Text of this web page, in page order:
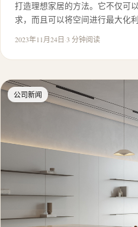
打造理想家居的方法。它不仅可
求，而且可以将空间进行最大化
2023年11月24日·3 分钟阅读
公司新闻